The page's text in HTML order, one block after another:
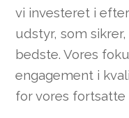
vi investeret i
udstyr, som
bedste. Vores
engagement i
for vores fortsatte